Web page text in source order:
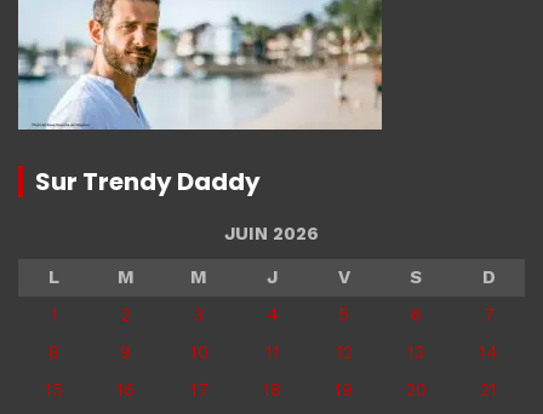
Sur Trendy Daddy
JUIN 2026
L
M M J V S
D
1
2 3 4 5 6
7
8
9 10 11 12 13
14
15
16 17 18 19 20
21